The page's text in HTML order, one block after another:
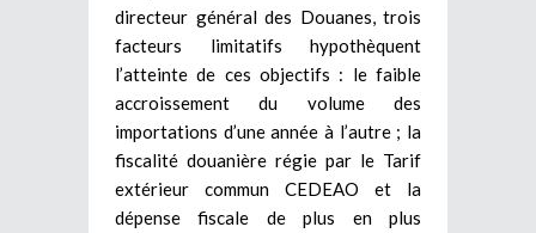
directeur général des Douanes, trois
facteurs limitatifs hypothèquent
l’atteinte de ces objectifs : le faible
accroissement du volume des
importations d’une année à l’autre ; la
fiscalité douanière régie par le Tarif
extérieur commun CEDEAO et la
dépense fiscale de plus en plus